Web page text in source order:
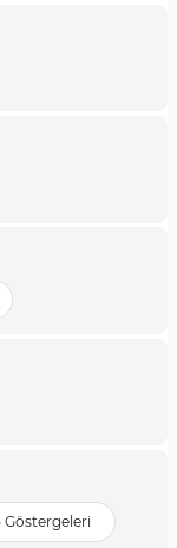
Göstergeleri